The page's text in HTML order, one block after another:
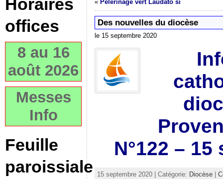
Horaires
offices
8 au 16
août 2026
Messes
Info
Feuille
paroissiale
« Pèlerinage vert Laudato si
Des nouvelles du diocèse
le 15 septembre 2020
N°122 –
15 septembre 2020 | Catégorie: Diocèse